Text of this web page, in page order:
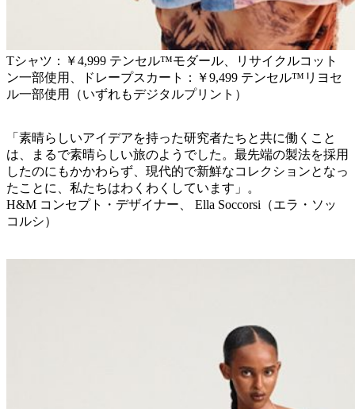
Tシャツ：￥4,999 テンセル™モダール、リサイクルコット
ン一部使用、ドレープスカート：￥9,499 テンセル™リヨセ
ル一部使用（いずれもデジタルプリント）
「素晴らしいアイデアを持った研究者たちと共に働くこと
は、まるで素晴らしい旅のようでした。最先端の製法を採用
したのにもかかわらず、現代的で新鮮なコレクションとなっ
たことに、私たちはわくわくしています」。
H&M コンセプト・デザイナー、 Ella Soccorsi（エラ・ソッ
コルシ）